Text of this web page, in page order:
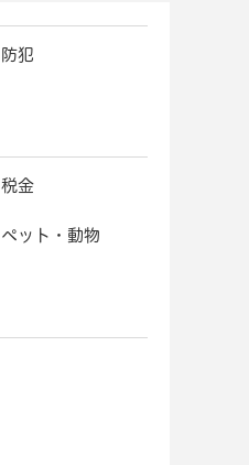
防犯
税金
ペット・動物